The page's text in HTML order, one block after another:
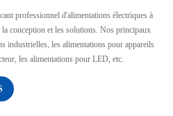
professionnel d'alimentations électriques à
la conception et les solutions. Nos principaux
industrielles, les alimentations pour appareils
les alimentations pour LED, etc.